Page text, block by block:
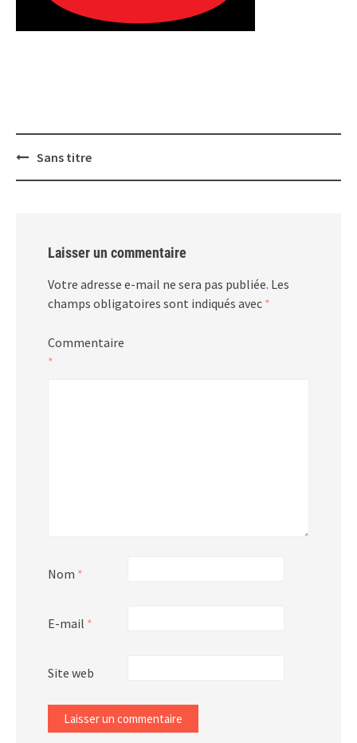
PostSans titre
Laisser un commentaire
Votre adresse e-mail ne sera pas publiée. Les
champs obligatoires sont indiqués avec *
Commentaire
*
Nom *
E-mail *
Site web